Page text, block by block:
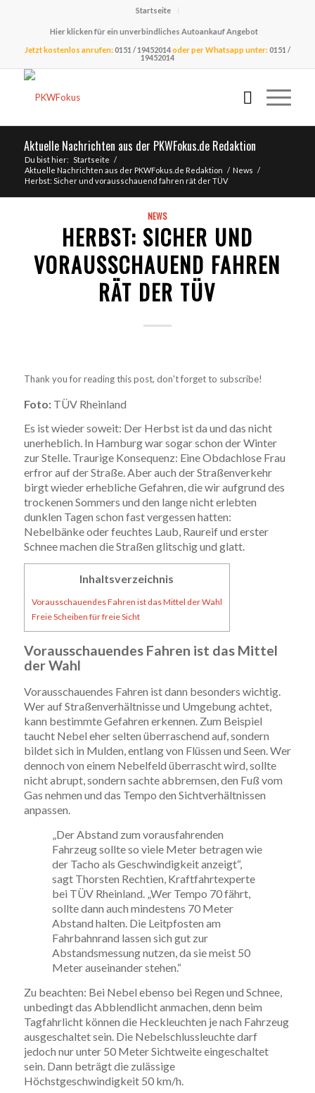
Startseite
Hier klicken für ein unverbindliches Autoankauf Angebot
Jetzt kostenlos anrufen:0151 / 19452014oder per Whatsapp unter:0151 /
19452014
Aktuelle Nachrichten aus der PKWFokus.de Redaktion
Du bist hier: Startseite /
Aktuelle Nachrichten aus der PKWFokus.de Redaktion / News /
Herbst: Sicher und vorausschauend fahren rät der TÜV
NEWS
HERBST: SICHER UND
VORAUSSCHAUEND FAHREN
RÄT DER TÜV
Thank you for reading this post, don't forget to subscribe!
Foto:TÜV Rheinland
Es ist wieder soweit: Der Herbst ist da und das nicht
unerheblich. In Hamburg war sogar schon der Winter
zur Stelle. Traurige Konsequenz: Eine Obdachlose Frau
erfror auf der Straße. Aber auch der Straßenverkehr
birgt wieder erhebliche Gefahren, die wir aufgrund des
trockenen Sommers und den lange nicht erlebten
dunklen Tagen schon fast vergessen hatten:
Nebelbänke oder feuchtes Laub, Raureif und erster
Schnee machen die Straßen glitschig und glatt.
Inhaltsverzeichnis
Vorausschauendes Fahren ist das Mittel der Wahl
Freie Scheiben für freie Sicht
Vorausschauendes Fahren ist das Mittel
der Wahl
Vorausschauendes Fahren ist dann besonders wichtig.
Wer auf Straßenverhältnisse und Umgebung achtet,
kann bestimmte Gefahren erkennen. Zum Beispiel
taucht Nebel eher selten überraschend auf, sondern
bildet sich in Mulden, entlang von Flüssen und Seen. Wer
dennoch von einem Nebelfeld überrascht wird, sollte
nicht abrupt, sondern sachte abbremsen, den Fuß vom
Gas nehmen und das Tempo den Sichtverhältnissen
anpassen.
„Der Abstand zum vorausfahrenden
Fahrzeug sollte so viele Meter betragen wie
der Tacho als Geschwindigkeit anzeigt“,
sagt Thorsten Rechtien, Kraftfahrtexperte
bei TÜV Rheinland. „Wer Tempo 70 fährt,
sollte dann auch mindestens 70 Meter
Abstand halten. Die Leitpfosten am
Fahrbahnrand lassen sich gut zur
Abstandsmessung nutzen, da sie meist 50
Meter auseinander stehen.“
Zu beachten: Bei Nebel ebenso bei Regen und Schnee,
unbedingt das Abblendlicht anmachen, denn beim
Tagfahrlicht können die Heckleuchten je nach Fahrzeug
ausgeschaltet sein. Die Nebelschlussleuchte darf
jedoch nur unter 50 Meter Sichtweite eingeschaltet
sein. Dann beträgt die zulässige
Höchstgeschwindigkeit 50 km/h.